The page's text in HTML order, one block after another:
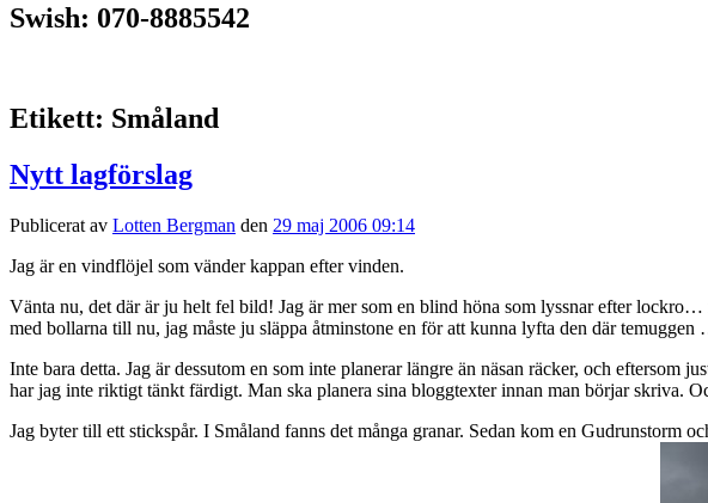
Swish: 070-8885542
Etikett: Småland
Nytt lagförslag
Publicerat av Lotten Bergman den 29 maj 2006 09:14
Jag är en vindflöjel som vänder kappan efter vinden.
Vänta nu, det där är ju helt fel bild! Jag är mer som en blind höna som lyssnar efter
med bollarna till nu, jag måste ju släppa åtminstone en för att kunna lyfta den där temuggen
Inte bara detta. Jag är dessutom en som inte planerar längre än näsan räcker, och
har jag inte riktigt tänkt färdigt. Man ska planera sina bloggtexter innan man börjar skriva.
Jag byter till ett stickspår. I Småland fanns det många granar. Sedan kom en Gudrunstorm